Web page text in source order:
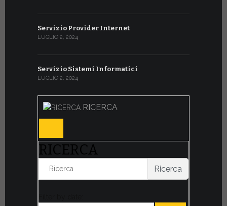
Servizio Provider Internet
LUGLIO 2, 2024
Servizio Sistemi Informatici
LUGLIO 2, 2024
RICERCA
RICERCA
Ricerca